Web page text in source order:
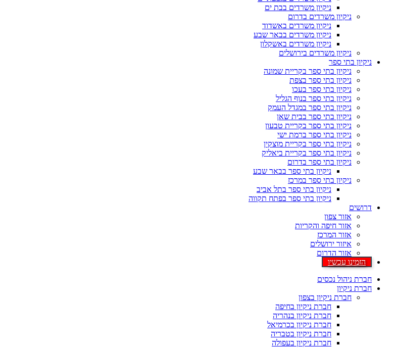
ניקיון משרדים בבת ים
ניקיון משרדים בדרום
ניקיון משרדים באשדוד
ניקיון משרדים בבאר שבע
ניקיון משרדים באשקלון
ניקיון משרדים בירושלים
ניקיון בתי ספר
ניקיון בתי ספר בקריית שמונה
ניקיון בתי ספר בצפת
ניקיון בתי ספר בעכו
ניקיון בתי ספר בנוף הגליל
ניקיון בתי ספר במגדל העמק
ניקיון בתי ספר בבית שאן
ניקיון בתי ספר בקריית טבעון
ניקיון בתי ספר ברמת ישי
ניקיון בתי ספר בקריית מוצקין
ניקיון בתי ספר בקריית ביאליק
ניקיון בתי ספר בדרום
ניקיון בתי ספר בבאר שבע
ניקיון בתי ספר במרכז
ניקיון בתי ספר בתל אביב
ניקיון בתי ספר בפתח תקווה
דרושים
אזור צפון
אזור חיפה והקריות
אזור המרכז
איזור ירושלים
אזור הדרום
הזמינו עכשיו
חברת ניהול נכסים
חברת ניקיון
חברת ניקיון בצפון
חברת ניקיון בחיפה
חברת ניקיון בנהריה
חברת ניקיון בכרמיאל
חברת ניקיון בטבריה
חברת ניקיון בעפולה